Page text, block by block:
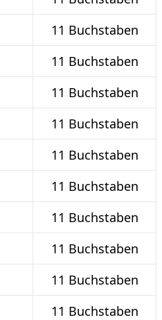
11 Buchstaben
11 Buchstaben
11 Buchstaben
11 Buchstaben
11 Buchstaben
11 Buchstaben
11 Buchstaben
11 Buchstaben
11 Buchstaben
11 Buchstaben